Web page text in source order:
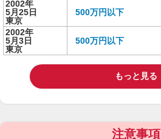
2002年
5月25日
東京
500万円以下
2002年
5月3日
東京
500万円以下
もっと見る
注意事項